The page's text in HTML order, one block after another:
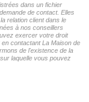
dans un fichier
de contact. Elles
relation client dans le
à nos conseillers
exercer votre droit
contactant La Maison de
de l'existence de la
laquelle vous pouvez